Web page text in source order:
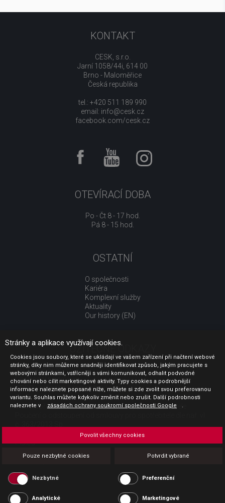
KONTAKT
CESK, s.r.o.
Jarní 1058/44i, 614 00
Brno - Maloměřice
Česká republika
tel.: +420 511 189 990
email: info@cesk.cz
facebook.com/cesk.cz
OTEVÍRACÍ DOBA
Po - Čt 8 - 17 hod.
Pá 8 - 15 hod.
OSTATNÍ
O společnosti
Kariéra
Komplexní služby
Aktuality
Our history (EN)
UŽITEČNÉ ODKAZY
Jak nakupovat
Obchodní podmínky
GDPR - ochrana osobních údajů
Profil zadavatele
Sdělení před uzavřením kupní smlouvy pro spotřebitele
Platba
Povinná publicita
Stránky a aplikace využívají cookies.
Cookies jsou soubory, které se ukládají ve vašem zařízení při načtení webové
stránky, díky nim můžeme snadněji identifikovat způsob, jakým pracujete s
webovými stránkami, vstřícněji s vámi komunikovat, odhalit podvodné
chování nebo cílit marketingové aktivity. Typy cookies a podrobnější
informace naleznete popsané níže, můžete si zde zvolit svou preferovanou
variantu. Souhlas můžete kdykoliv změnit nebo zrušit. Další podrobnosti
naleznete v
zásadách ochrany soukromí společnosti Google .
Pouze nezbytné cookies Potvrdit vybrané
Povolit všechny cookies
Nezbytné Preferenční
Analytické Marketingové